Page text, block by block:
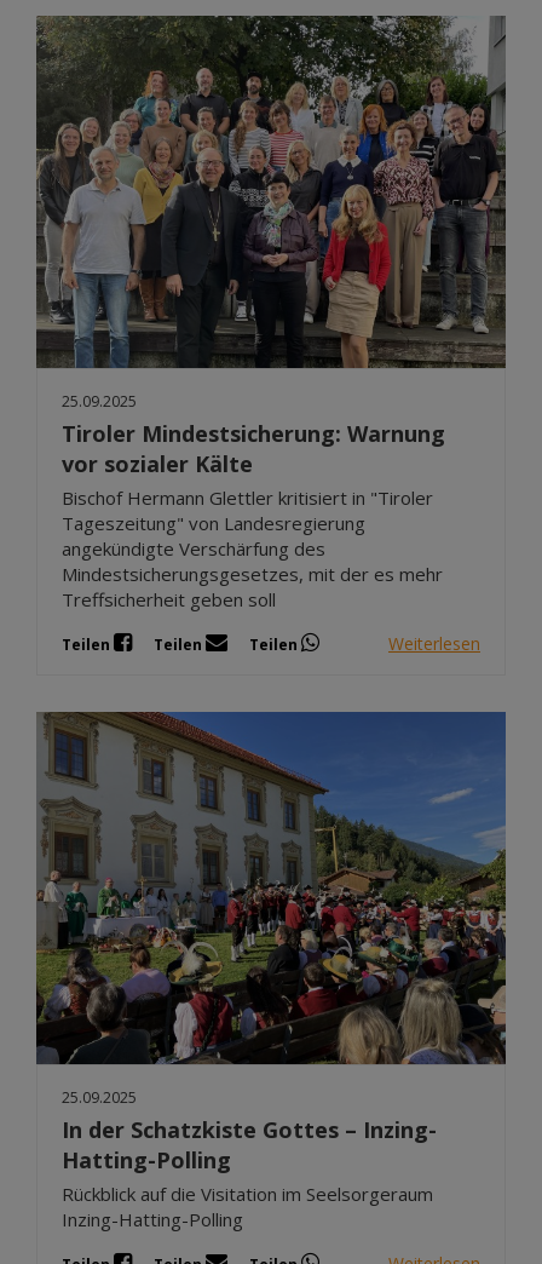
25.09.2025
Tiroler Mindestsicherung: Warnung
vor sozialer Kälte
Bischof Hermann Glettler kritisiert in "Tiroler
Tageszeitung" von Landesregierung
angekündigte Verschärfung des
Mindestsicherungsgesetzes, mit der es mehr
Treffsicherheit geben soll
Teilen Teilen Teilen Weiterlesen
25.09.2025
In der Schatzkiste Gottes – Inzing-
Hatting-Polling
Rückblick auf die Visitation im Seelsorgeraum
Inzing-Hatting-Polling